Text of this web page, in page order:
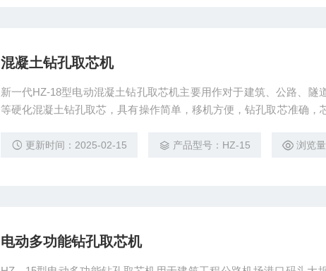
混凝土钻孔取芯机
新一代HZ-18型电动混凝土钻孔取芯机主要用作对于建筑、公路、隧
等硬化混凝土钻孔取芯，具有操作简单，移机方便，钻孔取芯准确，
更新时间：2025-02-15 产品型号：HZ-15 浏览
电动多功能钻孔取芯机